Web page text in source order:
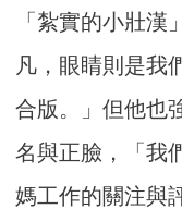
「紮實的小壯
凡，眼睛則是我
合版。」但他也
名與正臉，「我
媽工作的關注與